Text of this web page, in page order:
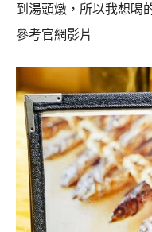
到湯頭燉，所以我想喝
參考官網影片